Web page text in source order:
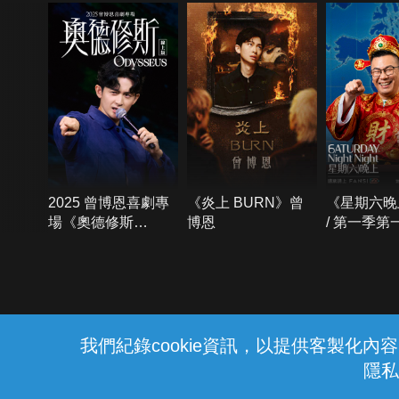
我們紀錄cookie資訊，以提供客製化內
隱
2025 曾博恩喜劇專
場《奧德修斯
《炎上 BURN》曾
博恩
《星期六
/ 第一季第